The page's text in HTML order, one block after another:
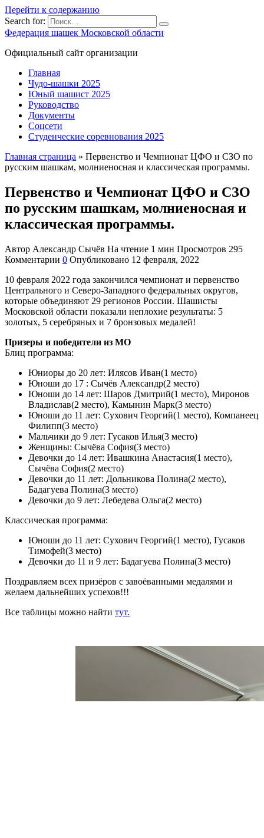
Перейти к содержанию
Search for:
Федерация шашек Московской области
Официальный сайт организации
Главная
Чудо-шашки 2025
Юный шашист 2025
Руководство
Документы
Соцсети
Студенческие соревнования 2025
Главная страница » Первенство и Чемпионат ЦФО и СЗО по
русским шашкам, молниеносная и классическая программы.
Первенство и Чемпионат ЦФО и СЗО
по русским шашкам, молниеносная и
классическая программы.
Автор Александр Сычёв На чтение 1 мин Просмотров 295
Комментарии 0 Опубликовано 12 февраля, 2022
10 февраля 2022 года закончился чемпионат и первенство
Центрального и Северо-Западного федеральных округов,
которые объединяют 29 регионов России. Шашисты
Московской области показали неплохие результаты: 5
золотых, 5 серебряных и 7 бронзовых медалей!
Призеры и победители из МО
Блиц программа:
Юниоры до 20 лет: Илясов Иван(1 место)
Юноши до 17 : Сычёв Александр(2 место)
Юноши до 14 лет: Шаров Дмитрий(1 место), Миронов
Владислав(2 место), Камынин Марк(3 место)
Юноши до 11 лет: Сухович Георгий(1 место), Компанеец
Филипп(3 место)
Мальчики до 9 лет: Гусаков Илья(3 место)
Женщины: Сычёва София(3 место)
Девочки до 14 лет: Ивашкина Анастасия(1 место),
Сычёва София(2 место)
Девочки до 11 лет: Дольникова Полина(2 место),
Бадагуева Полина(3 место)
Девочки до 9 лет: Лебедева Ольга(2 место)
Классическая программа:
Юноши до 11 лет: Сухович Георгий(1 место), Гусаков
Тимофей(3 место)
Девочки до 11 и 9 лет: Бадагуева Полина(3 место)
Поздравляем всех призёров с завоёванными медалями и
желаем дальнейших успехов!!!
Все таблицы можно найти тут.